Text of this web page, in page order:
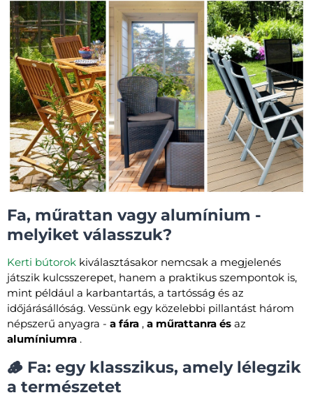
Fa, műrattan vagy alumínium -
melyiket válasszuk?
Kerti bútorok kiválasztásakor nemcsak a megjelenés
játszik kulcsszerepet, hanem a praktikus szempontok is,
mint például a karbantartás, a tartósság és az
időjárásállóság. Vessünk egy közelebbi pillantást három
népszerű anyagra - a fára , a műrattanra és az
alumíniumra .
🪵 Fa: egy klasszikus, amely lélegzik
a természetet